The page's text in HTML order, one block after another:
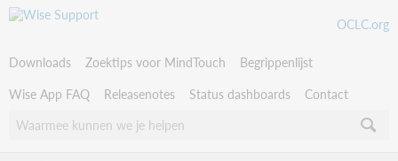
OCLC.org
Downloads Zoektips voor MindTouch
Begrippenlijst
Wise App FAQ
Releasenotes Status dashboards Contact